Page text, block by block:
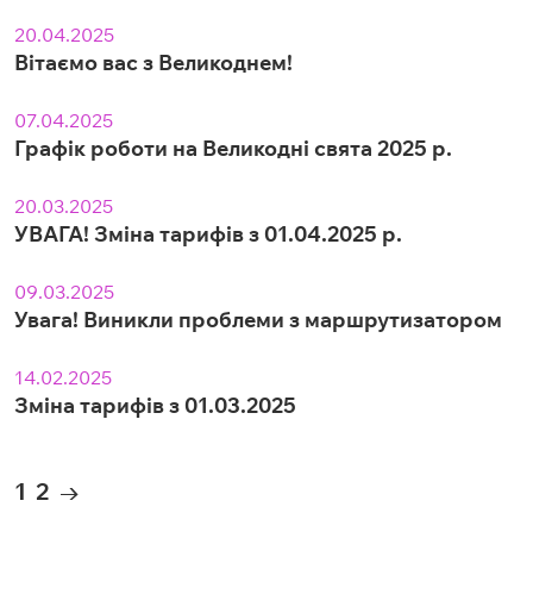
20.04.2025
Вітаємо вас з Великоднем!
07.04.2025
Графік роботи на Великодні свята 2025 р.
20.03.2025
УВАГА! Зміна тарифів з 01.04.2025 р.
09.03.2025
Увага! Виникли проблеми з маршрутизатором
14.02.2025
Зміна тарифів з 01.03.2025
1 2 →